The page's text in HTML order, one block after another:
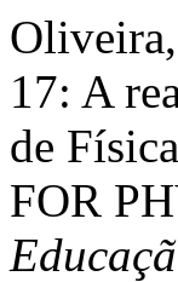
17: A
de
FOR